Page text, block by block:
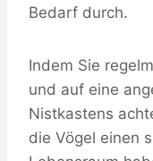
Bedarf durch.
Indem Sie
und auf eine
Nistkastens
die Vögel einen